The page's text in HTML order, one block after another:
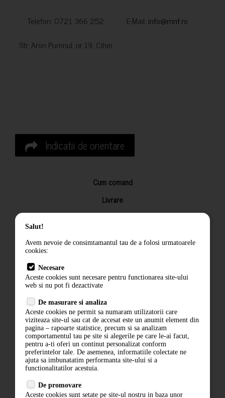
Telefon: 0721 366 252 E-Mail: info@mnf.ro
Str. Aron Pumnul, nr 19, Cihei
Indicatii de orientare
Cum comand
Livrare
Returnarea produselor
Termeni si conditii
Politica de confidentialitate
ANPC
Salut!
Avem nevoie de consimtamantul tau de a folosi urmatoarele
cookies:
Necesare
Aceste cookies sunt necesare pentru functionarea site-ului
web si nu pot fi dezactivate
De masurare si analiza
Aceste cookies ne permit sa numaram utilizatorii care
viziteaza site-ul sau cat de accesat este un anumit element din
pagina – rapoarte statistice, precum si sa analizam
comportamentul tau pe site si alegerile pe care le-ai facut,
pentru a-ti oferi un continut personalizat conform
preferintelor tale. De asemenea, informatiile colectate ne
ajuta sa imbunatatim performanta site-ului si a
functionalitatilor acestuia.
De promovare
Aceste cookies sunt setate pe site-ul nostru in baza unor